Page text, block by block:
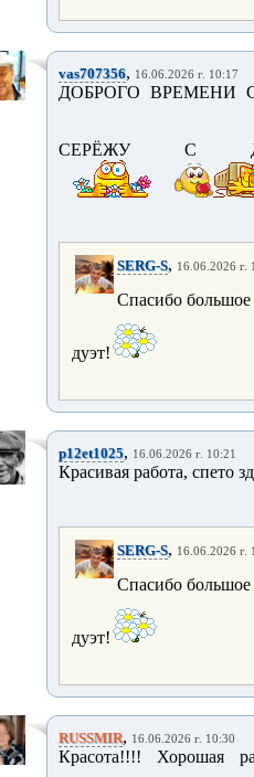
vas707356, 16.06.2026 г. 10:17
ДОБРОГО ВРЕМЕНИ
СЕРЁЖУ С
SERG-S, 16.06.2026 г.
Спасибо большое
дуэт!
p12et1025, 16.06.2026 г. 10:21
Красивая работа, спето
SERG-S, 16.06.2026 г.
Спасибо большое
дуэт!
RUSSMIR, 16.06.2026 г. 10:30
Красота!!!! Хорошая